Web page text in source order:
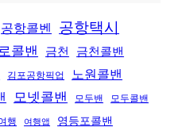
공항콜벤 공항택시
콜밴 금천 금천콜밴
김포공항픽업 노원콜밴
모넷콜밴 모두밴 모두콜밴
행 여행앱 영등포콜밴